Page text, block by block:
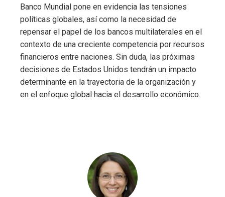
Banco Mundial pone en evidencia las tensiones
políticas globales, así como la necesidad de
repensar el papel de los bancos multilaterales en el
contexto de una creciente competencia por recursos
financieros entre naciones. Sin duda, las próximas
decisiones de Estados Unidos tendrán un impacto
determinante en la trayectoria de la organización y
en el enfoque global hacia el desarrollo económico.